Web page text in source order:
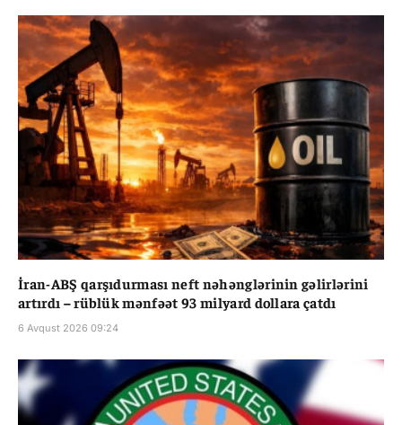
İran-ABŞ qarşıdurması neft nəhənglərinin gəlirlərini
artırdı – rüblük mənfəət 93 milyard dollara çatdı
6 Avqust 2026 09:24